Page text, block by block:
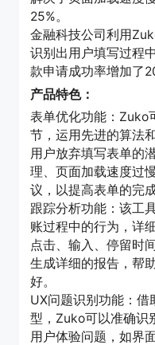
25%。
金融科技公司利用
识别出用户填写过程
款申请成功率增加了
产品特色：
表单优化功能：Zuko
节，运用先进的算法
用户放弃填写表单的
理、页面加载速度过
议，以提高表单的完成
跟踪分析功能：该工
账过程中的行为，详
点击、输入、停留时
生成详细的报告，帮
好。
UX问题识别功能：借
型，Zuko可以准确识
用户体验问题，如界